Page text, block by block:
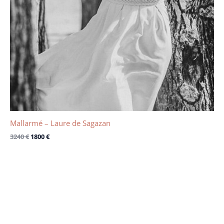
Mallarmé – Laure de Sagazan
3240€ 1800€